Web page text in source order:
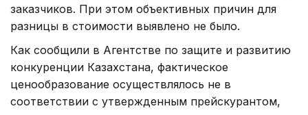
заказчиков. При этом объективных причин для
разницы в стоимости выявлено не было.
Как сообщили в Агентстве по защите и развитию
конкуренции Казахстана, фактическое
ценообразование осуществлялось не в
соответствии с утвержденным прейскурантом,